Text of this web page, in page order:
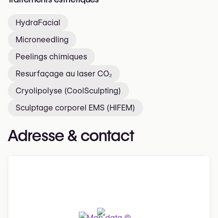
HydraFacial
Microneedling
Peelings chimiques
Resurfaçage au laser CO₂
Cryolipolyse (CoolSculpting)
Sculptage corporel EMS (HIFEM)
Adresse & contact